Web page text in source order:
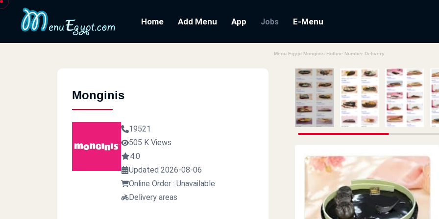
Home Add Menu App Jobs E-Menu
Menu Egypt Monginis Hotline Number Delivery
Monginis
19521
505 K Views
4.0
Updated 2026-08-06
Online Order : Unavailable
Delivery areas